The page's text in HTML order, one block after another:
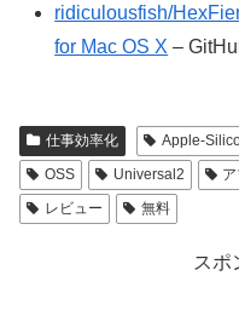
ridiculousfish/
for Mac OS X –
仕事効率化 Apple-
OSS
Universal2 ア
レビュー
無料
スポ